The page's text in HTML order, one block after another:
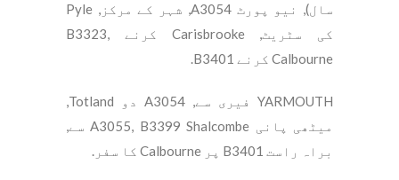
سال), نیو پورٹ A3054, شہر کے مرکز, Pyle
کی سٹریٹ, Carisbrooke کرنے B3323,
Calbourne کرنے B3401.
YARMOUTH فیری سے, A3054 دو Totland,
میٹھی پانی A3055, B3399 Shalcombe سے,
براہ راست B3401 پر Calbourne کا سفر.